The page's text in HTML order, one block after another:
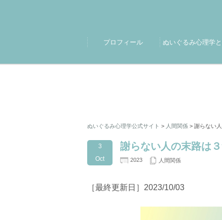
プロフィール ぬいぐるみ心理学
ぬいぐるみ心理学公式サイト > 人間関係 > 謝らない
3
Oct
謝らない人の末路は
2023 人間関係
［最終更新日］2023/10/03